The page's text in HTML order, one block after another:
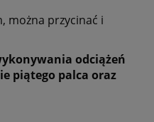
można przycinać i
odciążeń
piątego palca oraz